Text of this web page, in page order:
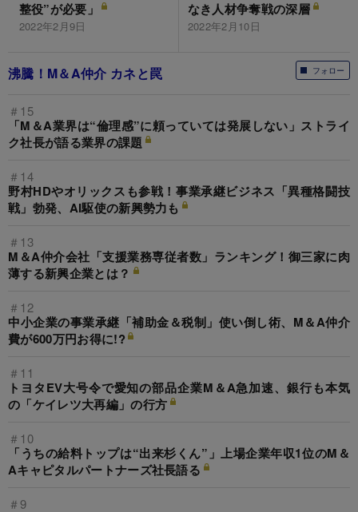
整役”が必要」
2022年2月9日
なき人材争奪戦の深層
2022年2月10日
フォロー
沸騰！M＆A仲介 カネと罠
＃15
「M＆A業界は“倫理感”に頼っていては発展しない」ストライ
ク社長が語る業界の課題
＃14
野村HDやオリックスも参戦！事業承継ビジネス「異種格闘技
戦」勃発、AI駆使の新興勢力も
＃13
M＆A仲介会社「支援業務専従者数」ランキング！御三家に肉
薄する新興企業とは？
＃12
中小企業の事業承継「補助金＆税制」使い倒し術、M＆A仲介
費が600万円お得に!?
＃11
トヨタEV大号令で愛知の部品企業M＆A急加速、銀行も本気
の「ケイレツ大再編」の行方
＃10
「うちの給料トップは“出来杉くん”」上場企業年収1位のM＆
Aキャピタルパートナーズ社長語る
＃9